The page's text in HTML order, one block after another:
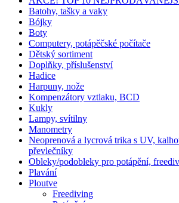
Batohy, tašky a vaky
Bójky
Boty
Computery, potápěčské počítače
Dětský sortiment
Doplňky, příslušenství
Hadice
Harpuny, nože
Kompenzátory vztlaku, BCD
Kukly
Lampy, svítilny
Manometry
Neoprenová a lycrová trika s UV,
převlečníky
Obleky/podobleky pro potápění,
Plavání
Ploutve
Freediving